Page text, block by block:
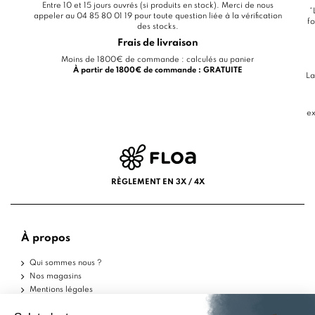
Entre 10 et 15 jours ouvrés (si produits en stock). Merci de nous
appeler au 04 85 80 01 19 pour toute question liée à la vérification
des stocks.
Frais de livraison
Moins de 1800€ de commande : calculés au panier
À partir de 1800€ de commande : GRATUITE
RÈGLEMENT EN 3X / 4X
À propos
Qui sommes nous ?
Nos magasins
Mentions légales